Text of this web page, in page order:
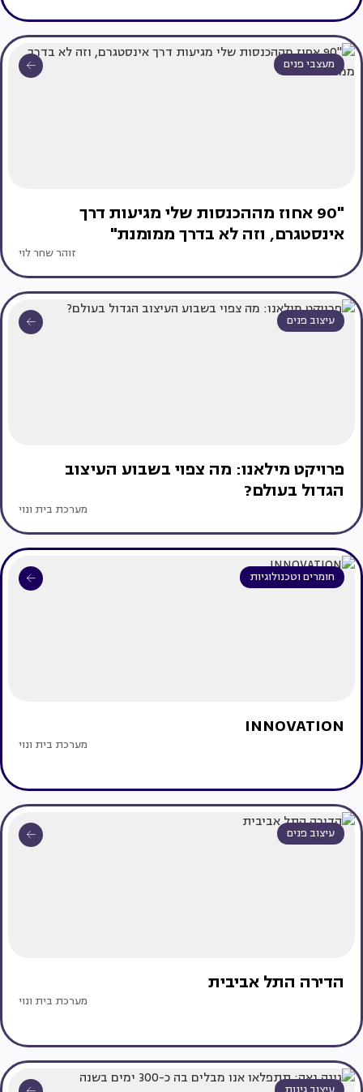
מעצבי פנים
"90 אחוז מההכנסות שלי מגיעות דרך
אינסטגרם, וזה לא בדרך ממומנת"
זוהר שחר לוי
עיצוב פנים
פרויקט מילאנו: מה צפוי בשבוע העיצוב
הגדול בעולם?
מערכת בית ונוי
חומרים וטכנולוגיות
INNOVATION
מערכת בית ונוי
עיצוב פנים
הדירה התל אביבית
מערכת בית ונוי